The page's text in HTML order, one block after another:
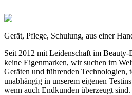
Gerät, Pflege, Schulung, aus einer
Seit 2012 mit Leidenschaft im Beauty-
keine Eigenmarken, wir suchen im
Geräten und führenden Technologien,
unabhängig in unserem eigenen
wenn auch Endkunden überzeugt sind.